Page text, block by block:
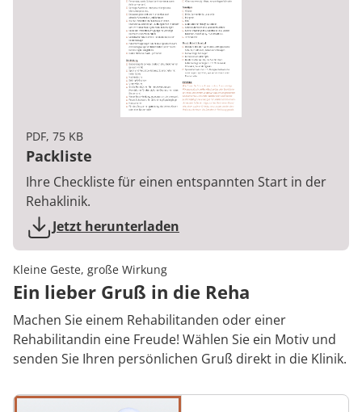
PDF, 75 KB
Packliste
Ihre Checkliste für einen entspannten Start in der
Rehaklinik.
Jetzt herunterladen
Kleine Geste, große Wirkung
Ein lieber Gruß in die Reha
Machen Sie einem Rehabilitanden oder einer
Rehabilitandin eine Freude! Wählen Sie ein Motiv und
senden Sie Ihren persönlichen Gruß direkt in die Klinik.